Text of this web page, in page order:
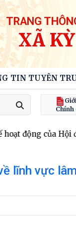
TRANG
XÃ
TIN TUYÊN
Chính
động của Hội
lĩnh vực